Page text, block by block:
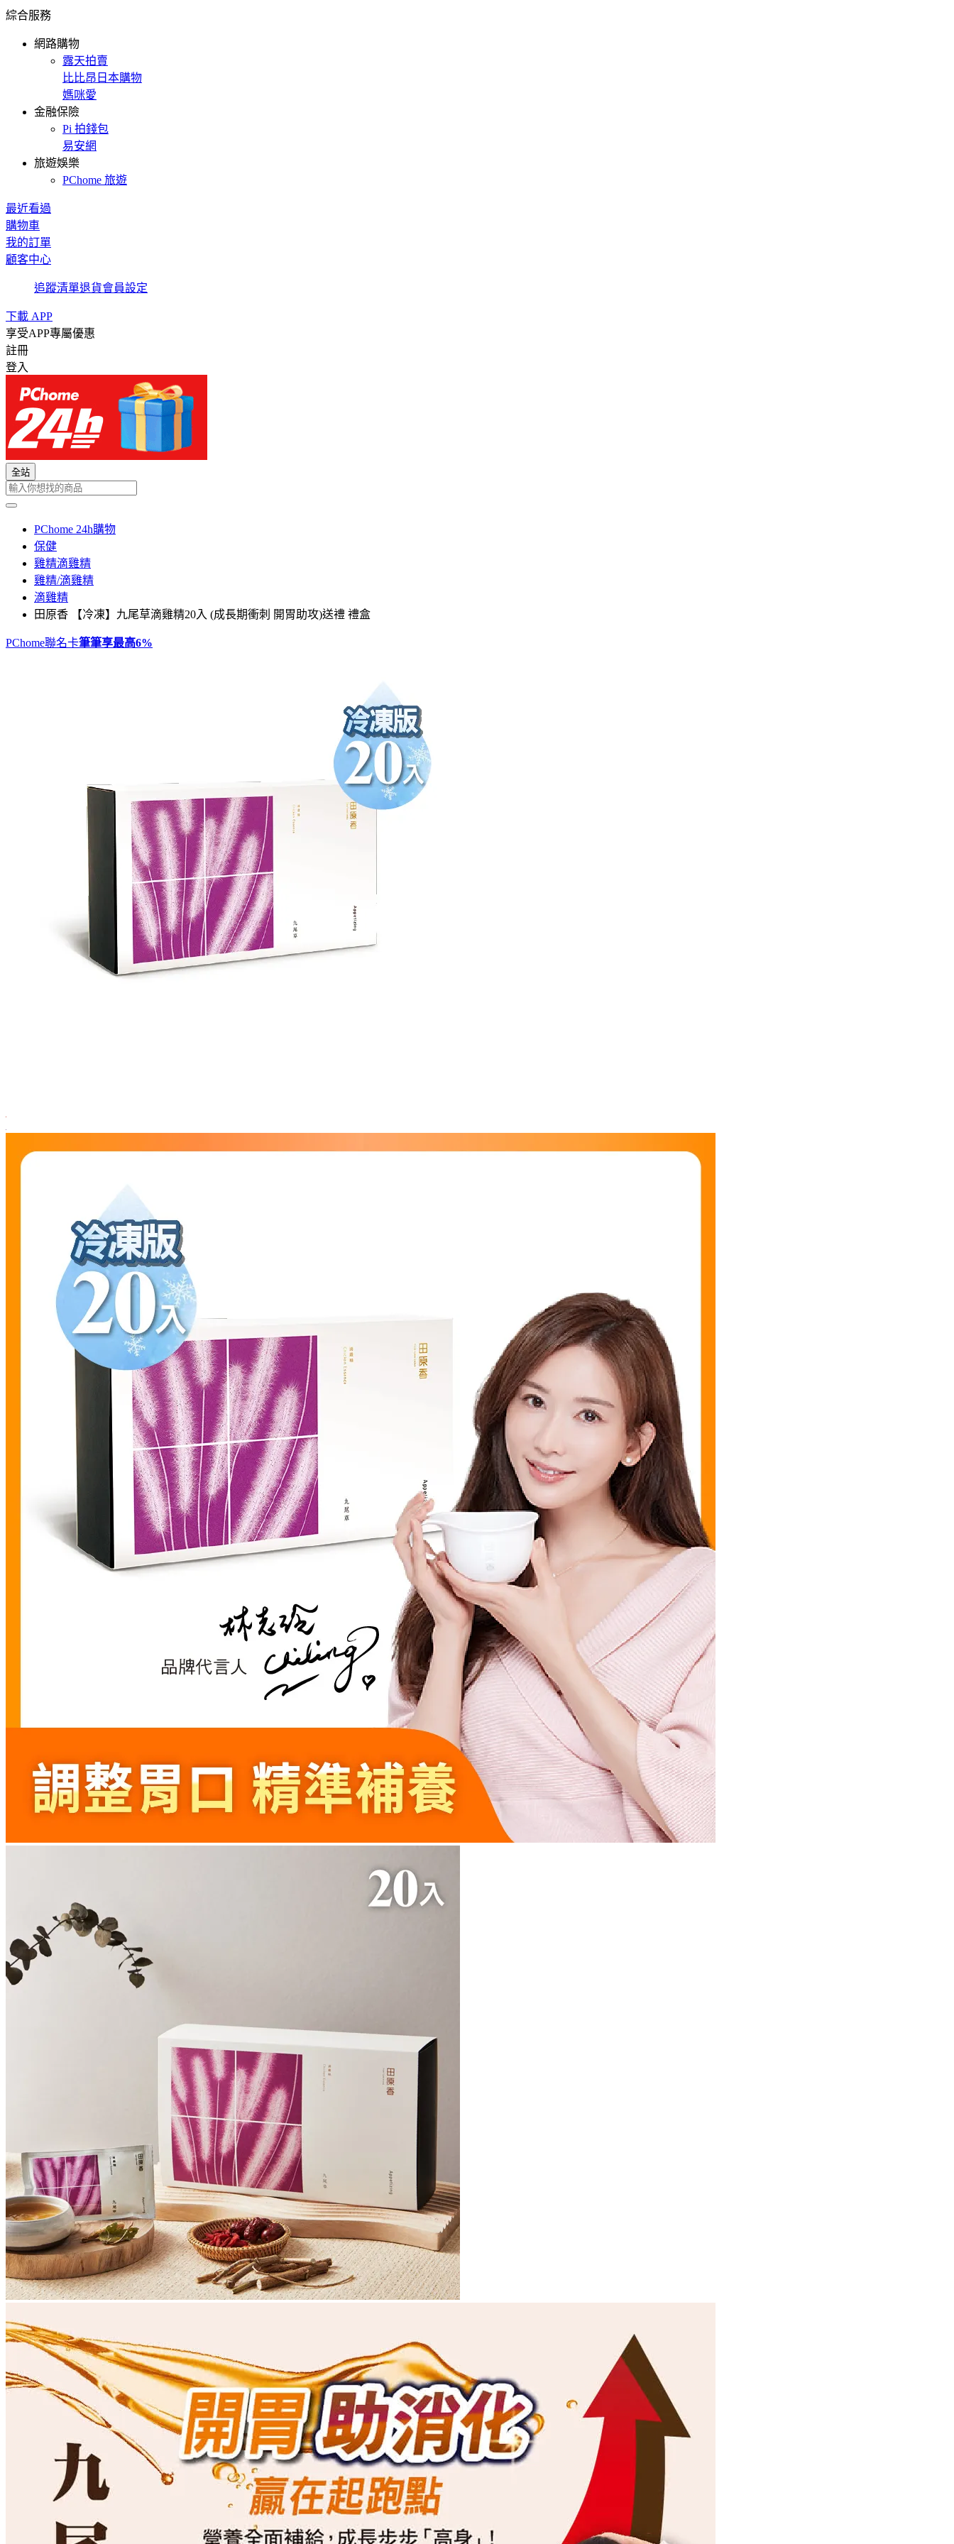
綜合服務
網路購物
露天拍賣
比比昂日本購物
媽咪愛
金融保險
Pi 拍錢包
易安網
旅遊娛樂
PChome 旅遊
最近看過
購物車
我的訂單
顧客中心
追蹤清單退貨會員設定
下載 APP
享受APP專屬優惠
註冊
登入
全站
PChome 24h購物
保健
雞精滴雞精
雞精/滴雞精
滴雞精
田原香 【冷凍】九尾草滴雞精20入 (成長期衝刺 開胃助攻)送禮 禮盒
PChome聯名卡筆筆享最高6%